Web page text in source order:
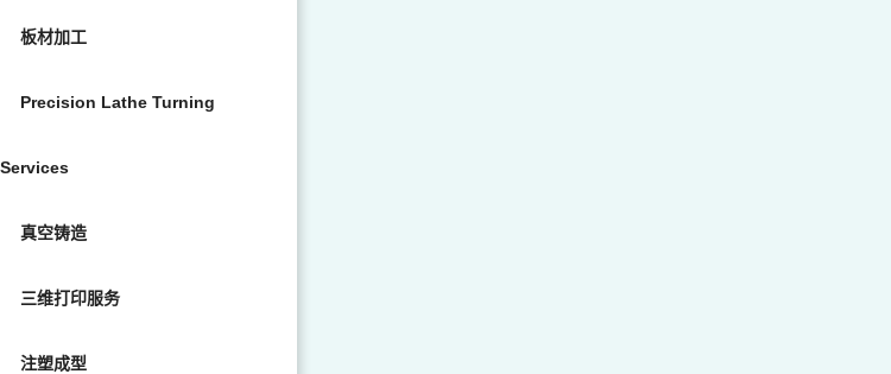
板材加工
Precision Lathe Turning
Services
真空铸造
三维打印服务
注塑成型